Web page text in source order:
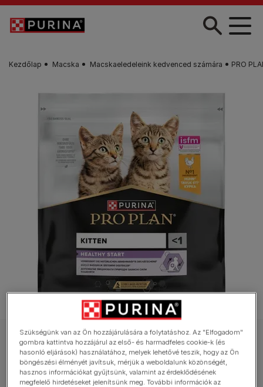
Skip to main content
Kezdőlap Macska Macskaeledeleink kedvenced számára PRO
PRO PLAN száraz eledel macskáknak
PRO PLAN Healthy Start Kitten csirkében
gazdag száraz macskaeledel
Szükségünk van az Ön hozzájárulására a folytatáshoz. Az "Elfogadom"
gombra kattintva hozzájárul az első- és harmadfeles cookie-k (és
hasonló eljárások) használatához, melyek lehetővé teszik, hogy az Ön
böngészési élményét javítsuk, mérjük a weboldalunk közönségét,
hasznos információkat gyűjtsünk, valamint az érdeklődésének
megfelelő hirdetéseket jelenítsünk meg. További információk az